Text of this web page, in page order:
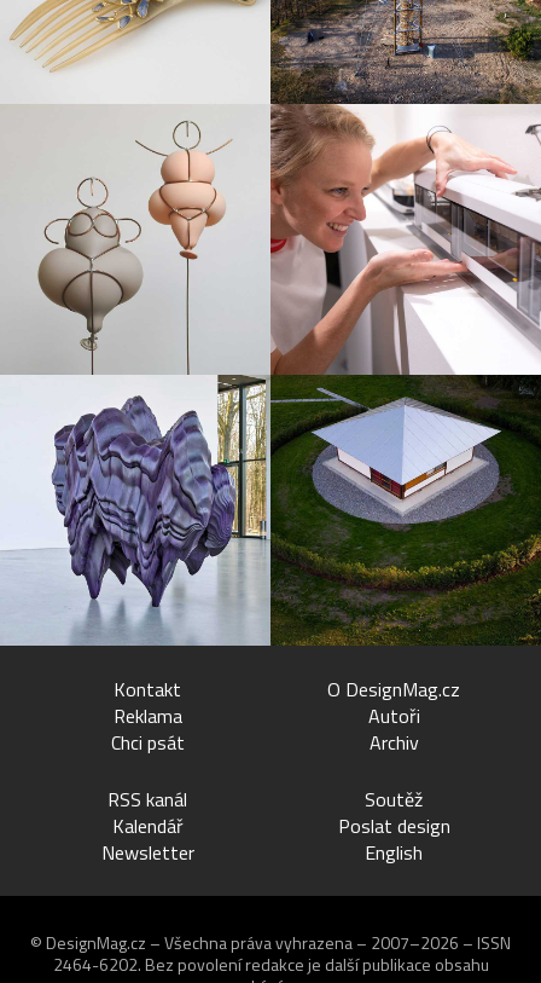
Kontakt
Reklama
Chci psát
O DesignMag.cz
Autoři
Archiv
RSS kanál
Kalendář
Newsletter
Soutěž
Poslat design
English
© DesignMag.cz – Všechna práva vyhrazena – 2007–2026 – ISSN
2464-6202. Bez povolení redakce je další publikace obsahu